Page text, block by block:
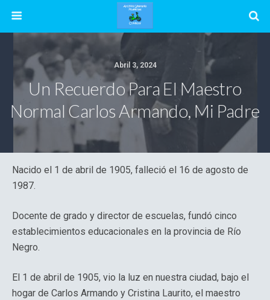
Abril 3, 2024
Un Recuerdo Para El Maestro
Normal Carlos Armando, Mi Padre
Nacido el 1 de abril de 1905, falleció el 16 de agosto de
1987.
Docente de grado y director de escuelas, fundó cinco
establecimientos educacionales en la provincia de Río
Negro.
El 1 de abril de 1905, vio la luz en nuestra ciudad, bajo el
hogar de Carlos Armando y Cristina Laurito, el maestro